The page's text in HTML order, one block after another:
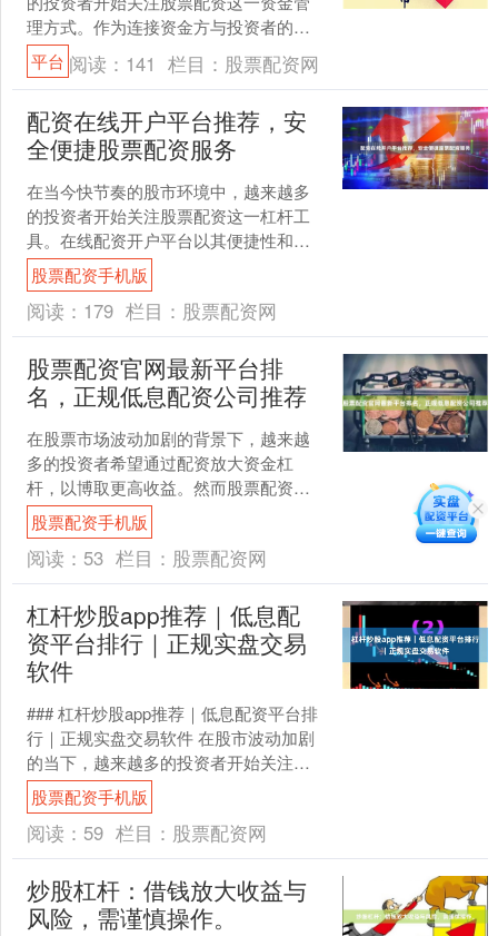
理方式。作为连接资金方与投资者的桥
梁，股票配资交流平台正在成为市场参
与者获取信息、交流经验....
平台 阅读： 141 栏目： 股票配资网
配资在线开户平台推荐，安
全便捷股票配资服务
在当今快节奏的股市环境中，越来越多
的投资者开始关注股票配资这一杠杆工
具。在线配资开户平台以其便捷性和高
效性，正成为众多股民扩大投资规模的
首选途径。然而，面对市场....
股票配资手机版
阅读： 179 栏目： 股票配资网
股票配资官网最新平台排
名，正规低息配资公司推荐
在股票市场波动加剧的背景下，越来越
多的投资者希望通过配资放大资金杠
杆，以博取更高收益。然而股票配资手
机版，面对网络上琳琅满目的配资平
台，如何甄别其正规性与安全性....
股票配资手机版
阅读： 53 栏目： 股票配资网
杠杆炒股app推荐｜低息配
资平台排行｜正规实盘交易
软件
### 杠杆炒股app推荐｜低息配资平台排
行｜正规实盘交易软件 在股市波动加剧
的当下，越来越多的投资者开始关注杠
杆炒股，希望通过配资放大收益。但面
对市面上琳琅满....
股票配资手机版
阅读： 59 栏目： 股票配资网
炒股杠杆：借钱放大收益与
风险，需谨慎操作。